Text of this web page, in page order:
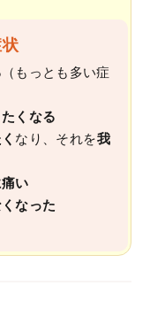
（もっとも多い症
くなる
なり、それを我
い
なった